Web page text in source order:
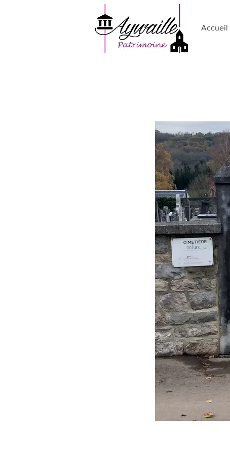
Accueil